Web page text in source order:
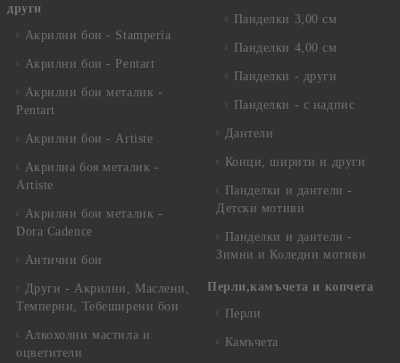
други
Акрилни бои - Stamperia
Акрилни бои - Pentart
Акрилни бои металик -
Pentart
Акрилни бои - Artiste
Акрилна боя металик -
Artiste
Акрилни бои металик -
Dora Cadence
Антични бои
Други - Акрилни, Маслени,
Темперни, Тебеширени бои
Алкохолни мастила и
оцветители
Панделки 3,00 см
Панделки 4,00 см
Панделки - други
Панделки - с надпис
Дантели
Конци, ширити и други
Панделки и дантели -
Детски мотиви
Панделки и дантели -
Зимни и Коледни мотиви
Перли,камъчета и копчета
Перли
Камъчета